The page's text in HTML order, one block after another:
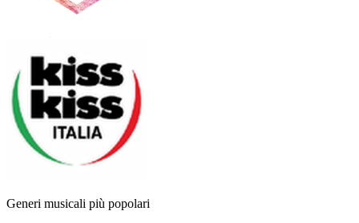
Generi musicali più popolari